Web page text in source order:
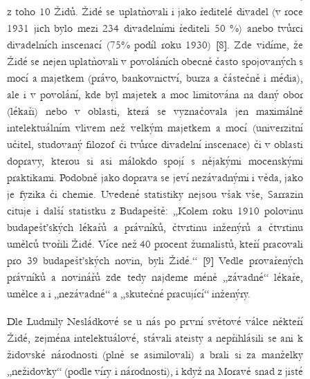
z toho 10 Židů. Židé se uplatňovali i jako ředitelé divadel (v roce
1931 jich bylo mezi 234 divadelními řediteli 50 %) anebo tvůrci
divadelních inscenací (75% podíl roku 1930) [8]. Zde vidíme, že
Židé se nejen uplatňovali v povoláních obecně často spojovaných s
mocí a majetkem (právo, bankovnictví, burza a částečně i média),
ale i v povolání, kde byl majetek a moc limitována na daný obor
(lékaři) nebo v oblasti, která se vyznačovala jen maximálně
intelektuálním vlivem než velkým majetkem a mocí (univerzitní
učitel, studovaný filozof či tvůrce divadelní inscenace) či v oblasti
dopravy, kterou si asi málokdo spojí s nějakými mocenskými
praktikami. Podobně jako doprava se jeví nezávadnými i věda, jako
je fyzika či chemie. Uvedené statistiky nejsou však vše, Sarrazin
cituje i další statistku z Budapeště: „Kolem roku 1910 polovinu
budapešťských lékařů a právníků, čtvrtinu inženýrů a čtvrtinu
umělců tvořili Židé. Více než 40 procent žurnalistů, kteří pracovali
pro 39 budapešťských novin, byli Židé.“ [9] Vedle provařených
právníků a novinářů zde tedy najdeme méně „závadné“ lékaře,
umělce a i „nezávadné“ a „skutečné pracující“ inženýry.
Dle Ludmily Nesládkové se u nás po první světové válce někteří
Židé, zejména intelektuálové, stávali ateisty a nepřihlásili se ani k
židovské národnosti (plně se asimilovali) a brali si za manželky
„nežidovky“ (podle víry i národnosti), i když na Moravě snad z jisté